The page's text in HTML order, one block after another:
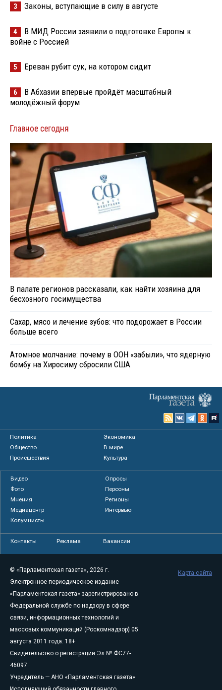
3 Законы, вступающие в силу в августе
4
В МИД России заявили о подготовке Европы к
войне с Россией
5 Ереван рубит сук, на котором сидит
6
В Абхазии впервые пройдёт масштабный
молодёжный форум
Главное сегодня
В палате регионов рассказали, как найти хозяина для
бесхозного госимущества
Сахар, мясо и лечение зубов: что подорожает в России
больше всего
Атомное молчание: почему в ООН «забыли», что ядерную
бомбу на Хиросиму сбросили США
Политика
Экономика
Общество
В мире
Происшествия
Культура
Видео
Опросы
Фото
Персоны
Мнения
Регионы
Медиацентр
Интервью
Колумнисты
Контакты Реклама Вакансии
© «Парламентская газета», 2026 г.
Электронное периодическое издание
«Парламентская газета» зарегистрировано в
Федеральной службе по надзору в сфере
связи, информационных технологий и
массовых коммуникаций (Роскомнадзор) 05
августа 2011 года. 18+
Свидетельство о регистрации Эл № ФС77-
46097
Учредитель — АНО «Парламентская газета»
Карта сайта